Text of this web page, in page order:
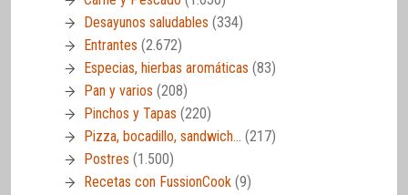
Desayunos saludables (334)
Entrantes (2.672)
Especias, hierbas aromáticas (83)
Pan y varios (208)
Pinchos y Tapas (220)
Pizza, bocadillo, sandwich… (217)
Postres (1.500)
Recetas con FussionCook (9)